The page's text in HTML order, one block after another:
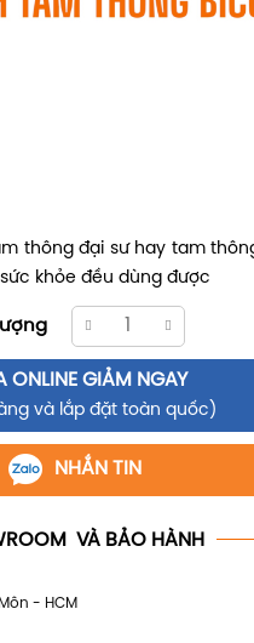
thông đại sư hay tam
khỏe đều dùng được
ONLINE GIẢM NGAY
và lắp đặt toàn quốc)
NHẮN TIN
VÀ BẢO HÀNH
- HCM